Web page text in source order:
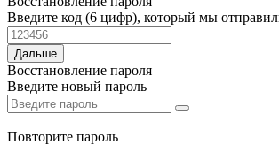
Введите код (6 цифр), который мы
Дальше
Восстановление пароля
Введите новый пароль
Повторите пароль